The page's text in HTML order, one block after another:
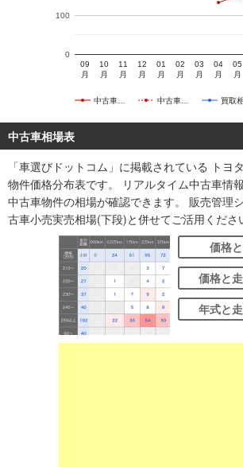
中古車… 中古車… 買取
09
月
10
月
11
月
12
月
01
月
02
月
03
月
04
月
05
月
0
100
中古車相場表
「車選びドットコム」に掲載されている トヨ
物件価格分布表です。 リアルタイム中古車情
中古車物件の相場が確認できます。 販売管理
古車小売実売相場(下段)と併せてご活用くださ
価格
価格と
年式と